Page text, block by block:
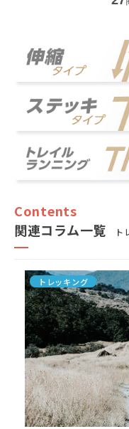
関連コラム一覧 ト
トレッキング